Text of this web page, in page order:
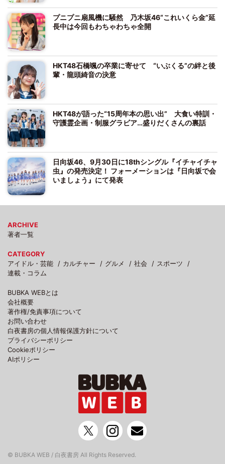
プニプニ扇風機に騒然 乃木坂46“これいくら金”延
長中は今回もわちゃわちゃ全開
HKT48石橋颯の卒業に寄せて “いぶくる”の絆と後
輩・龍頭綺音の決意
HKT48が語った“15周年本の思い出” 大食い特訓・
守護霊企画・制服グラビア…盛りだくさんの裏話
日向坂46、9月30日に18thシングル『イチャイチャ
虫』の発売決定！ フォーメーションは『日向坂で会
いましょう』にて発表
ARCHIVE
著者一覧
CATEGORY
アイドル・芸能
カルチャー グルメ 社会
スポーツ
連載・コラム
BUBKA WEBとは
会社概要
著作権/免責事項について
お問い合わせ
白夜書房の個人情報保護方針について
プライバシーポリシー
Cookieポリシー
AIポリシー
© BUBKA WEB / 白夜書房 All Rights Reserved.